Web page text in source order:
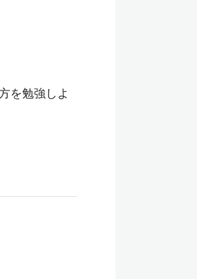
を勉強しよ